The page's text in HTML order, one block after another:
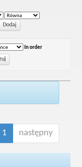
In order
1 następny